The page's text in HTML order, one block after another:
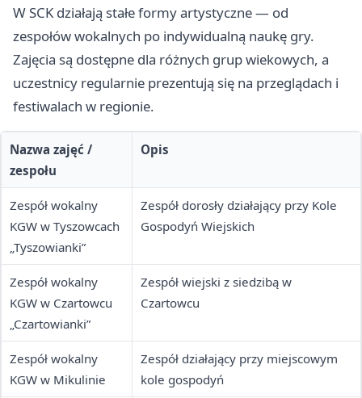
W SCK działają stałe formy artystyczne — od
zespołów wokalnych po indywidualną naukę gry.
Zajęcia są dostępne dla różnych grup wiekowych, a
uczestnicy regularnie prezentują się na przeglądach i
festiwalach w regionie.
Nazwa zajęć /
zespołu
Opis
Zespół wokalny
KGW w Tyszowcach
„Tyszowianki”
Zespół dorosły działający przy Kole
Gospodyń Wiejskich
Zespół wokalny
KGW w Czartowcu
„Czartowianki”
Zespół wiejski z siedzibą w
Czartowcu
Zespół wokalny
KGW w Mikulinie
Zespół działający przy miejscowym
kole gospodyń